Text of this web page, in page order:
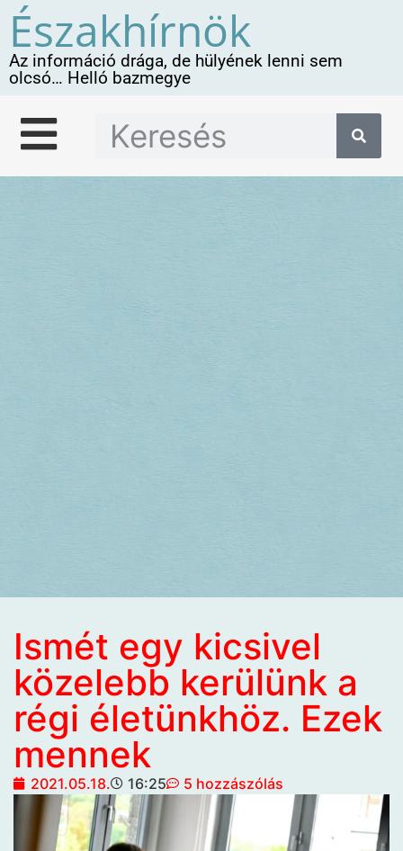
Északhírnök
Az információ drága, de hülyének lenni sem
olcsó… Helló bazmegye
Ismét egy kicsivel
közelebb kerülünk a
régi életünkhöz. Ezek
mennek
2021.05.18. 16:25 5 hozzászólás